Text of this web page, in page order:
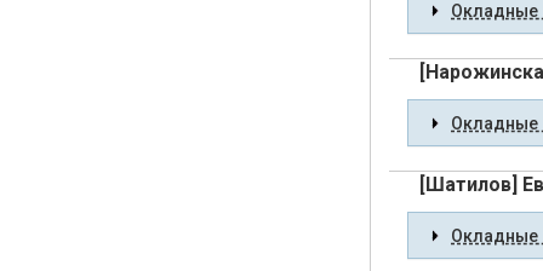
Окладные
Окладные
[Шатилов]
Окладные